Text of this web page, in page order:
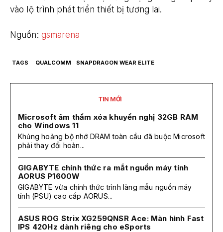
vào lộ trình phát triển thiết bị tương lai.
Nguồn: gsmarena
TAGS QUALCOMM SNAPDRAGON WEAR ELITE
TIN MỚI
Microsoft âm thầm xóa khuyến nghị 32GB RAM
cho Windows 11
Khủng hoảng bộ nhớ DRAM toàn cầu đã buộc Microsoft
phải thay đổi hoàn...
GIGABYTE chính thức ra mắt nguồn máy tính
AORUS P1600W
GIGABYTE vừa chính thức trình làng mẫu nguồn máy
tính (PSU) cao cấp AORUS...
ASUS ROG Strix XG259QNSR Ace: Màn hình Fast
IPS 420Hz dành riêng cho eSports